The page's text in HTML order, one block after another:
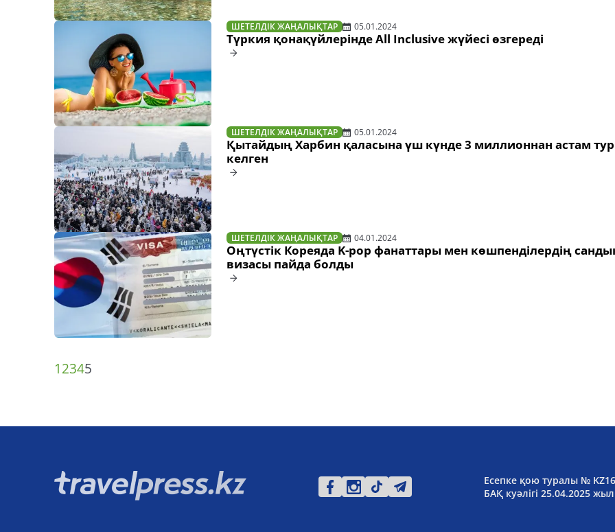
ШЕТЕЛДІК ЖАҢАЛЫҚТАР 05.01.2024
Түркия қонақүйлерінде All Inclusive жүйесі өзгереді
ШЕТЕЛДІК ЖАҢАЛЫҚТАР 05.01.2024
Қытайдың Харбин қаласына үш күнде 3 миллионнан астам
келген
ШЕТЕЛДІК ЖАҢАЛЫҚТАР 04.01.2024
Оңтүстік Кореяда K-pop фанаттары мен көшпенділердің
визасы пайда болды
12345
Есепке қою туралы №
БАҚ куәлігі 25.04.2025